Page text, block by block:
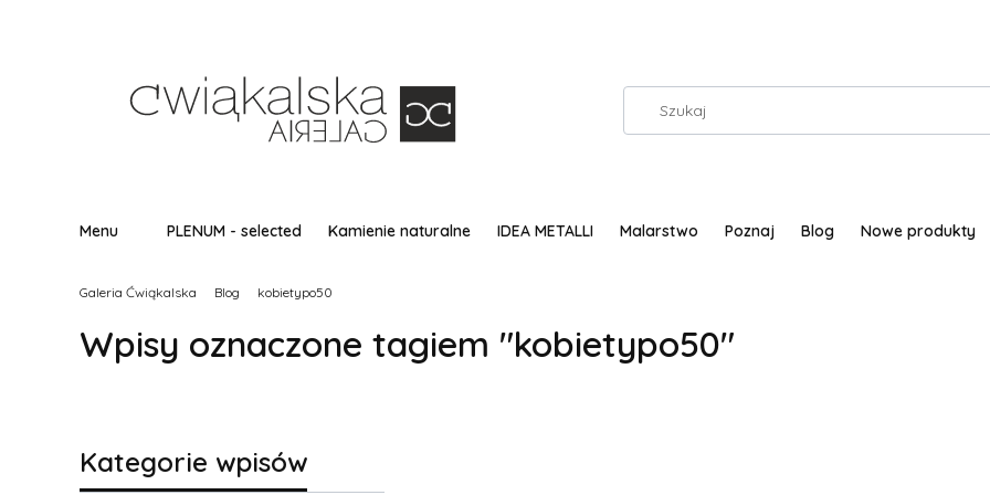
Menu PLENUM - selected Kamienie naturalne IDEA METALLI Malarstwo Poznaj Blog Nowe produkty
Galeria Ćwiąkalska Blog kobietypo50
Wpisy oznaczone tagiem "kobietypo50"
Kategorie wpisów